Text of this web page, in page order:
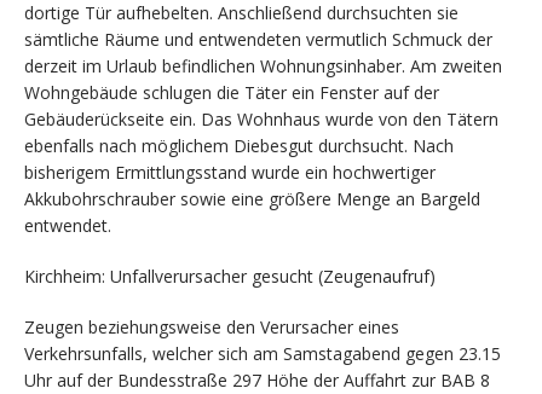
dortige Tür aufhebelten. Anschließend durchsuchten sie
sämtliche Räume und entwendeten vermutlich Schmuck der
derzeit im Urlaub befindlichen Wohnungsinhaber. Am zweiten
Wohngebäude schlugen die Täter ein Fenster auf der
Gebäuderückseite ein. Das Wohnhaus wurde von den Tätern
ebenfalls nach möglichem Diebesgut durchsucht. Nach
bisherigem Ermittlungsstand wurde ein hochwertiger
Akkubohrschrauber sowie eine größere Menge an Bargeld
entwendet.
Kirchheim: Unfallverursacher gesucht (Zeugenaufruf)
Zeugen beziehungsweise den Verursacher eines
Verkehrsunfalls, welcher sich am Samstagabend gegen 23.15
Uhr auf der Bundesstraße 297 Höhe der Auffahrt zur BAB 8